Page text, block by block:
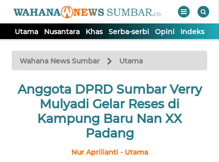
Utama Nusantara Khas Serba-serbi Opini Indeks
Wahana News Sumbar Utama
Anggota DPRD Sumbar Verry
Mulyadi Gelar Reses di
Kampung Baru Nan XX
Padang
Nur Aprilianti - Utama
TV
Tutup
UTAMA
NUSANTARA